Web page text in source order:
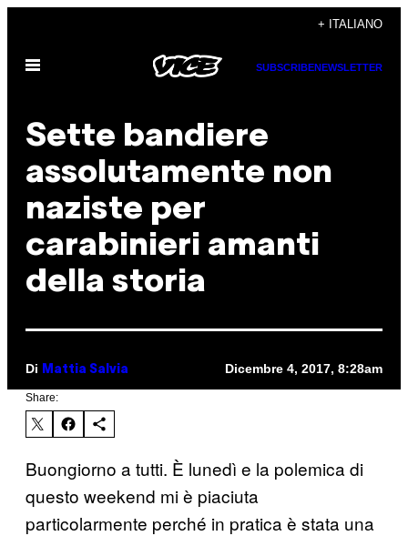
contenuto
+ ITALIANO
Apri
SUBSCRIBENEWSLETTER
Sette bandiere
assolutamente non
naziste per
carabinieri amanti
della storia
Di Mattia Salvia Dicembre 4, 2017, 8:28am
Share:
Buongiorno a tutti. È lunedì e la polemica di
questo weekend mi è piaciuta
particolarmente perché in pratica è stata una